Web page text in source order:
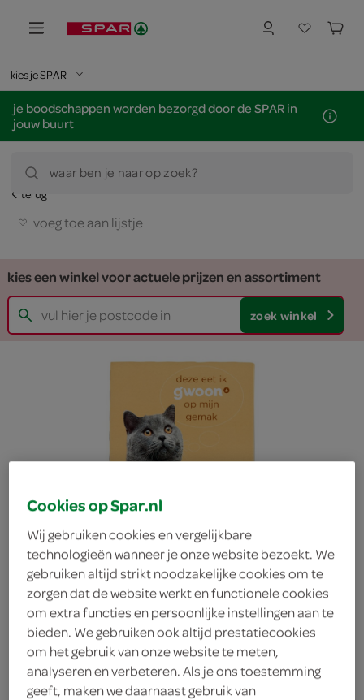
kies je SPAR
je boodschappen worden bezorgd door de SPAR in
jouw buurt
waar ben je naar op zoek?
terug
voeg toe aan lijstje
kies een winkel voor actuele prijzen en assortiment
zoek winkel
g'woon Senior brokjes
Cookies op Spar.nl
Wij gebruiken cookies en vergelijkbare
technologieën wanneer je onze website bezoekt. We
gebruiken altijd strikt noodzakelijke cookies om te
zorgen dat de website werkt en functionele cookies
om extra functies en persoonlijke instellingen aan te
bieden. We gebruiken ook altijd prestatiecookies
om het gebruik van onze website te meten,
analyseren en verbeteren. Als je ons toestemming
geeft, maken we daarnaast gebruik van